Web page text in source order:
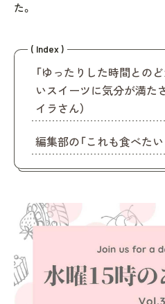
た。
( Index )
「ゆったりした時間との
いスイーツに気分が満た
イラさん）
編集部の「これも食べたい